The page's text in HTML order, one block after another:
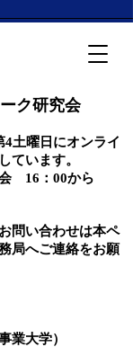
ク研究会
土曜日にオンライ
ています。
16：00から
問い合わせは本ペ
局へご連絡をお願
業大学）